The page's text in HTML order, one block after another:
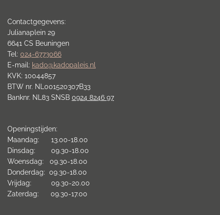
Contactgegevens:
Julianaplein 29
6641 CS Beuningen
Tel: 024-6773066
E-mail: kado@kadopaleis.nl
KVK: 10044857
BTW nr. NL001520307B33
Banknr. NL83 SNSB 0924 8246 97
Openingstijden:
Maandag: 13.00-18.00
Dinsdag: 09.30-18.00
Woensdag: 09.30-18.00
Donderdag: 09.30-18.00
Vrijdag: 09.30-20.00
Zaterdag: 09.30-17.00